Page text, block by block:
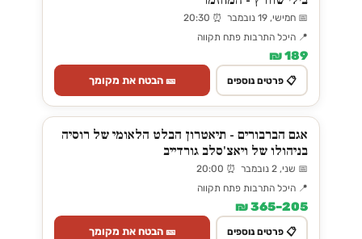
📅 חמישי, 19 נובמבר ⏰ 20:30
📍 היכל התרבות פתח תקווה
189 ₪
📋 פרטים נוספים 🎫 הבטח את מקומך
אגם הברבורים - תיאטרון הבלט הלאומי של רוסיה
בניהולו של ויאצ'סלב גורדייב
📅 שני, 2 נובמבר ⏰ 20:00
📍 היכל התרבות פתח תקווה
205–365 ₪
📋 פרטים נוספים 🎫 הבטח את מקומך